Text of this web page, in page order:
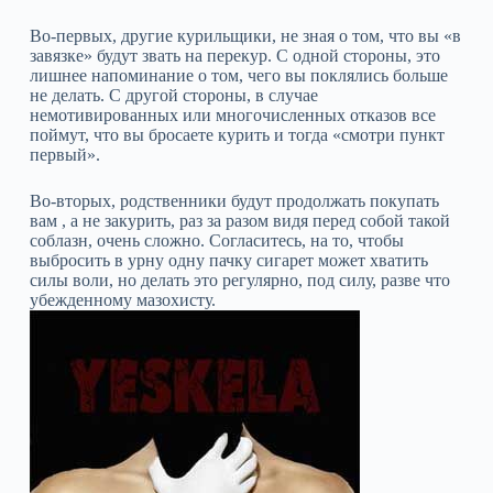
Во-первых, другие курильщики, не зная о том, что вы «в
завязке» будут звать на перекур. С одной стороны, это
лишнее напоминание о том, чего вы поклялись больше
не делать. С другой стороны, в случае
немотивированных или многочисленных отказов все
поймут, что вы бросаете курить и тогда «смотри пункт
первый».
Во-вторых, родственники будут продолжать покупать
вам , а не закурить, раз за разом видя перед собой такой
соблазн, очень сложно. Согласитесь, на то, чтобы
выбросить в урну одну пачку сигарет может хватить
силы воли, но делать это регулярно, под силу, разве что
убежденному мазохисту.